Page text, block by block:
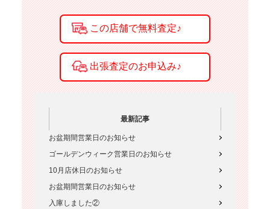
最新記事
お盆期間営業日のお知らせ
ゴールデンウィーク営業日のお知らせ
10月店休日のお知らせ
お盆期間営業日のお知らせ
入庫しました②